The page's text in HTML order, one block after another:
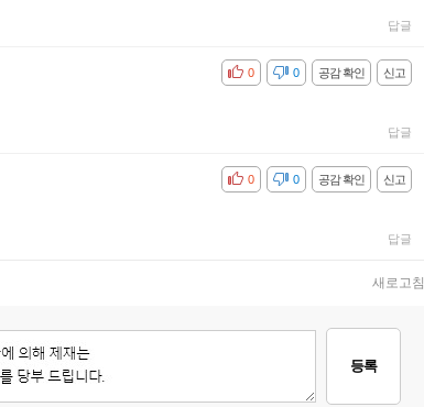
답글
신고
공감 확인
비공감 0
0
답글
신고
공감 확인
비공감 0
0
답글
새로고침
등록